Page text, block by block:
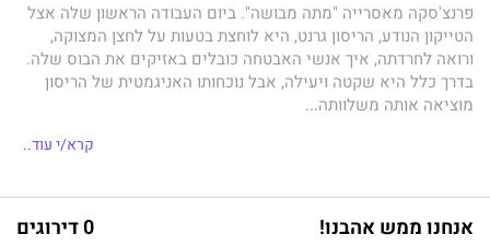
פרנצ'סקה מאסרייה "מתה מבושה". ביום העבודה הראשון שלה אצל
הטייקון הנודע, הריסון גרנט, היא לוחצת בטעות על לחצן המצוקה,
ורואה לחרדתה, איך אנשי האבטחה כובלים באזיקים את הבוס שלה.
בדרך כלל היא שקטה ויעילה, אבל נוכחותו האניגמטית של הריסון
מוציאה אותה משלוותה...
הריסון ממש רותח. הוא לא יכול להרשות לעצמו שום הפרעות בשלב
המפגש הראשון "הלא מוצלח" שלהם, בכך שתספק כל רצון שלו. רק
קרא/י עוד..
אנחנו ממש אהבנו! 0 דירוגים